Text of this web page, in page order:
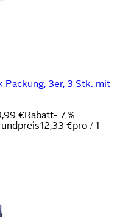
Packung, 3er, 3 Stk. mit
€Rabatt- 7 %
12,33 €pro / 1